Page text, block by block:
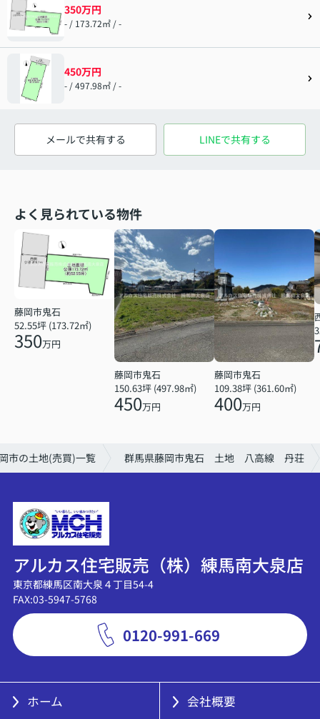
350万円
- / 173.72㎡ / -
450万円
- / 497.98㎡ / -
メールで共有する LINEで共有する
よく見られている物件
藤岡市鬼石
52.55坪 (173.72㎡)
350万円
藤岡市鬼石
150.63坪 (497.98㎡)
450万円
藤岡市鬼石
109.38坪 (361.60㎡)
400万円
市の土地(売買)一覧 群馬県藤岡市鬼石 土地 八高線 丹荘
アルカス住宅販売（株）練馬南大泉店
東京都練馬区南大泉４丁目54-4
FAX:03-5947-5768
0120-991-669
ホーム 会社概要